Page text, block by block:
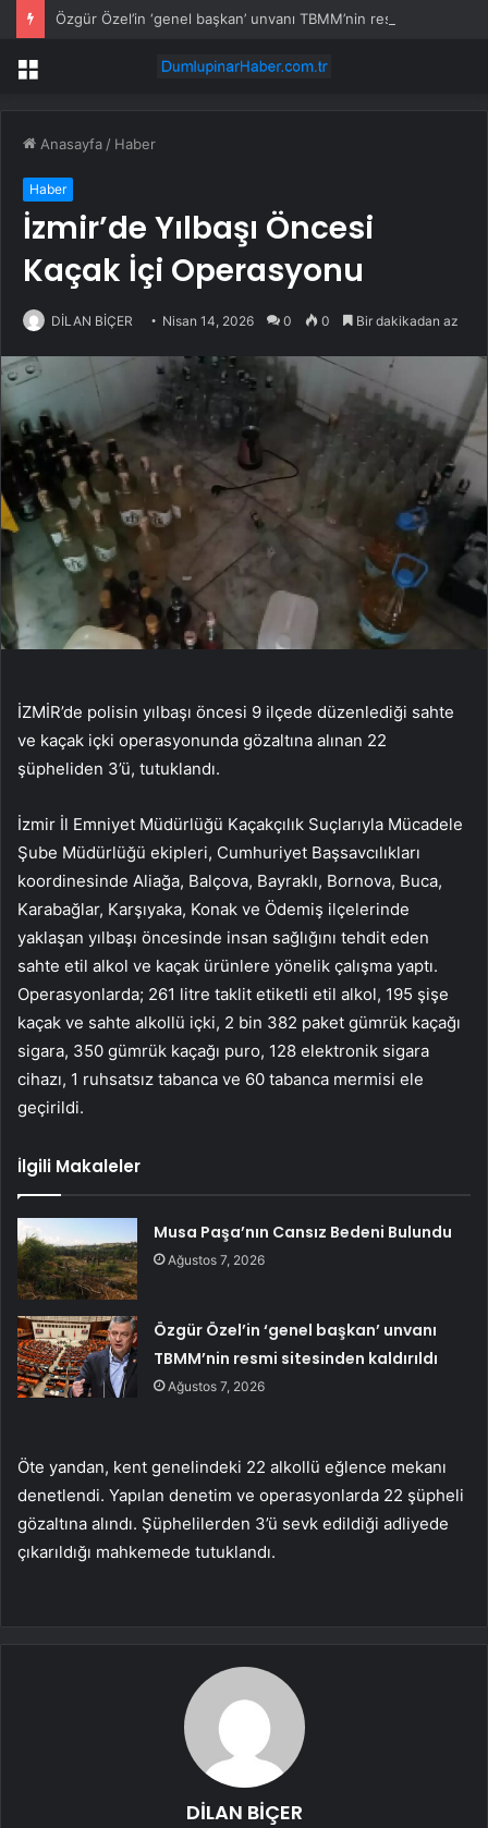
Menü
Anasayfa / Haber
Haber
İzmir’de Yılbaşı Öncesi
Kaçak İçi Operasyonu
DİLAN BİÇER Nisan 14, 2026 0 0 Bir dakikadan az
İZMİR’de polisin yılbaşı öncesi 9 ilçede düzenlediği sahte
ve kaçak içki operasyonunda gözaltına alınan 22
şüpheliden 3’ü, tutuklandı.
İzmir İl Emniyet Müdürlüğü Kaçakçılık Suçlarıyla Mücadele
Şube Müdürlüğü ekipleri, Cumhuriyet Başsavcılıkları
koordinesinde Aliağa, Balçova, Bayraklı, Bornova, Buca,
Karabağlar, Karşıyaka, Konak ve Ödemiş ilçelerinde
yaklaşan yılbaşı öncesinde insan sağlığını tehdit eden
sahte etil alkol ve kaçak ürünlere yönelik çalışma yaptı.
Operasyonlarda; 261 litre taklit etiketli etil alkol, 195 şişe
kaçak ve sahte alkollü içki, 2 bin 382 paket gümrük kaçağı
sigara, 350 gümrük kaçağı puro, 128 elektronik sigara
cihazı, 1 ruhsatsız tabanca ve 60 tabanca mermisi ele
geçirildi.
İlgili Makaleler
Musa Paşa’nın Cansız Bedeni Bulundu
Ağustos 7, 2026
Özgür Özel’in ‘genel başkan’ unvanı
TBMM’nin resmi sitesinden kaldırıldı
Ağustos 7, 2026
Öte yandan, kent genelindeki 22 alkollü eğlence mekanı
denetlendi. Yapılan denetim ve operasyonlarda 22 şüpheli
gözaltına alındı. Şüphelilerden 3’ü sevk edildiği adliyede
çıkarıldığı mahkemede tutuklandı.
DİLAN BİÇER